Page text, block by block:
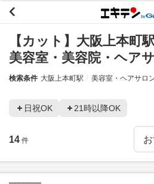
【カット】大阪上本町
美容室・美容院・ヘア
検索条件 大阪上本町駅 美容室・ヘアサロ
日祝OK 21時以降OK
14 件